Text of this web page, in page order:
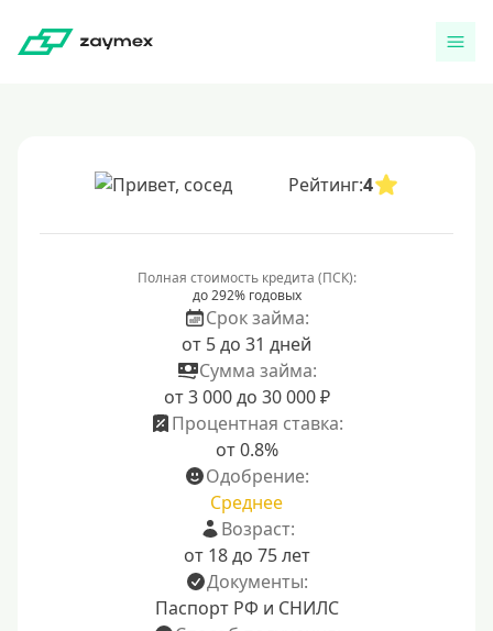
Рейтинг:4
Полная стоимость кредита (ПСК):
до 292% годовых
Срок займа:
от 5 до 31 дней
Сумма займа:
от 3 000 до 30 000 ₽
Процентная ставка:
от 0.8%
Одобрение:
Среднее
Возраст:
от 18 до 75 лет
Документы:
Паспорт РФ и СНИЛС